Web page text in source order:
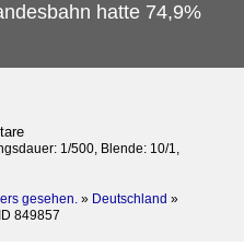
hatte 74,9%
1/500, Blende: 10/1,
gesehen. » Deutschland »
ID 849857